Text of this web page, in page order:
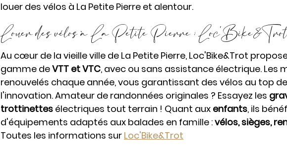
louer des vélos à La Petite Pierre et alentour.
Louer des vélos à La Petite Pierre :
Au cœur de la vieille ville de La Petite Pierre, Loc'Bike&Trot
gamme de VTT et VTC, avec ou sans assistance électrique. Les
renouvelés chaque année, vous garantissant des vélos au top
l'innovation. Amateur de randonnées originales ? Essayez les
trottinettes électriques tout terrain ! Quant aux enfants, ils
d'équipements adaptés aux balades en famille : vélos, sièges,
Toutes les informations sur Loc'Bike&Trot